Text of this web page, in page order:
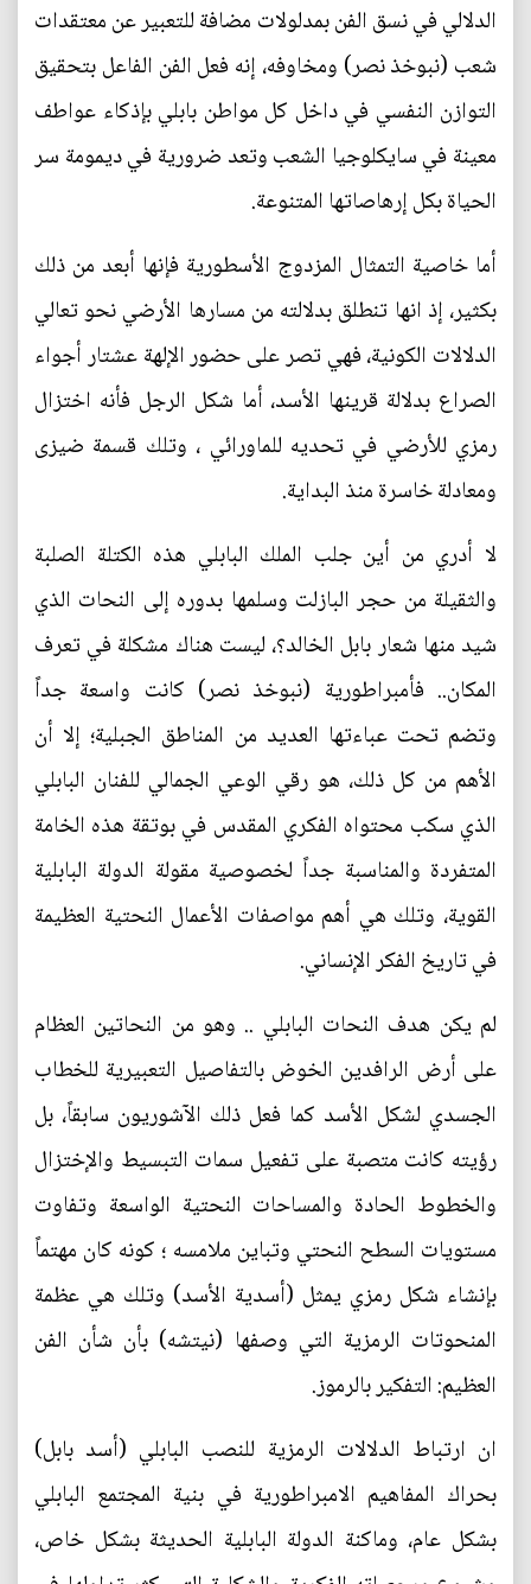
الدلالي في نسق الفن بمدلولات مضافة للتعبير عن معتقدات
شعب (نبوخذ نصر) ومخاوفه، إنه فعل الفن الفاعل بتحقيق
التوازن النفسي في داخل كل مواطن بابلي بإذكاء عواطف
معينة في سايكلوجيا الشعب وتعد ضرورية في ديمومة سر
الحياة بكل إرهاصاتها المتنوعة.
أما خاصية التمثال المزدوج الأسطورية فإنها أبعد من ذلك
بكثير، إذ انها تنطلق بدلالته من مسارها الأرضي نحو تعالي
الدلالات الكونية، فهي تصر على حضور الإلهة عشتار أجواء
الصراع بدلالة قرينها الأسد، أما شكل الرجل فأنه اختزال
رمزي للأرضي في تحديه للماورائي ، وتلك قسمة ضيزى
ومعادلة خاسرة منذ البداية.
لا أدري من أين جلب الملك البابلي هذه الكتلة الصلبة
والثقيلة من حجر البازلت وسلمها بدوره إلى النحات الذي
شيد منها شعار بابل الخالد؟، ليست هناك مشكلة في تعرف
المكان.. فأمبراطورية (نبوخذ نصر) كانت واسعة جداً
وتضم تحت عباءتها العديد من المناطق الجبلية؛ إلا أن
الأهم من كل ذلك، هو رقي الوعي الجمالي للفنان البابلي
الذي سكب محتواه الفكري المقدس في بوتقة هذه الخامة
المتفردة والمناسبة جداً لخصوصية مقولة الدولة البابلية
القوية، وتلك هي أهم مواصفات الأعمال النحتية العظيمة
في تاريخ الفكر الإنساني.
لم يكن هدف النحات البابلي .. وهو من النحاتين العظام
على أرض الرافدين الخوض بالتفاصيل التعبيرية للخطاب
الجسدي لشكل الأسد كما فعل ذلك الآشوريون سابقاً، بل
رؤيته كانت متصبة على تفعيل سمات التبسيط والإختزال
والخطوط الحادة والمساحات النحتية الواسعة وتفاوت
مستويات السطح النحتي وتباين ملامسه ؛ كونه كان مهتماً
بإنشاء شكل رمزي يمثل (أسدية الأسد) وتلك هي عظمة
المنحوتات الرمزية التي وصفها (نيتشه) بأن شأن الفن
العظيم: التفكير بالرموز.
ان ارتباط الدلالات الرمزية للنصب البابلي (أسد بابل)
بحراك المفاهيم الامبراطورية في بنية المجتمع البابلي
بشكل عام، وماكنة الدولة البابلية الحديثة بشكل خاص،